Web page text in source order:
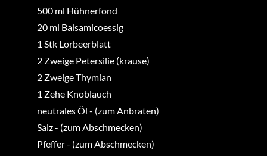
500 ml Hühnerfond
20 ml Balsamicoessig
1 Stk Lorbeerblatt
2 Zweige Petersilie (krause)
2 ZweigeThymian
1 Zehe Knoblauch
neutrales Öl - (zum Anbraten)
Salz- (zum Abschmecken)
Pfeffer- (zum Abschmecken)